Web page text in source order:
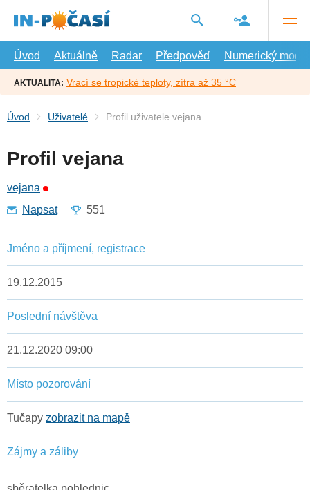
hlavní
Úvod
Aktuálně Radar Předpověď Numerický model
AKTUALITA: Vrací se tropické teploty, zítra až 35 °C
Úvod Uživatelé Profil uživatele vejana
Profil vejana
vejana
Napsat
551
Jméno a příjmení, registrace
19.12.2015
Poslední návštěva
21.12.2020 09:00
Místo pozorování
Tučapy zobrazit na mapě
Zájmy a záliby